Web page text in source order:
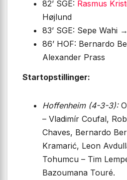
82’ SGE: Rasmus
Højlund
83’ SGE: Sepe Wahi
86’ HOF: Bernardo
Alexander Prass
Startopstillinger:
Hoffenheim (4-3-3):
– Vladimír Coufal,
Chaves, Bernardo
Kramarić, Leon
Tohumcu – Tim
Bazoumana Touré.